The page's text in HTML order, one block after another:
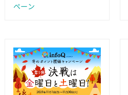
ペーン